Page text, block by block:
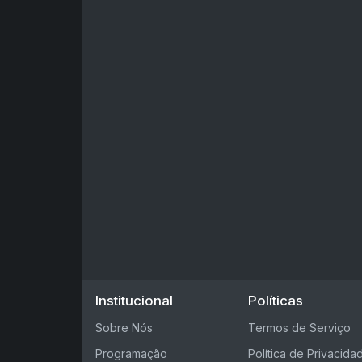
Institucional
Sobre Nós
Programação
Políticas
Termos de Serviço
Política de